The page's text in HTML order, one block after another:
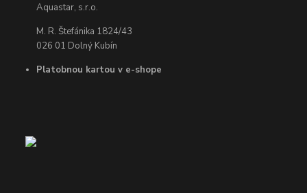
Aquastar, s.r.o.
M. R. Štefánika 1824/43
026 01 Dolný Kubín
Platobnou kartou v e-shope